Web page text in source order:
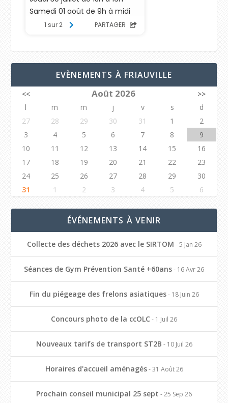
EVÈNEMENTS À FRIAUVILLE
<< Août 2026
>>
l
m m j v s
d
27
28 29 30 31 1
2
3
4 5 6 7 8
9
10
11 12 13 14 15
16
17
18 19 20 21 22
23
24
25 26 27 28 29
30
31
1 2 3 4 5 6
ÉVÉNEMENTS À VENIR
Collecte des déchets 2026 avec le SIRTOM - 5 Jan 26
Séances de Gym Prévention Santé +60ans- 16 Avr 26
Fin du piégeage des frelons asiatiques- 18 Juin 26
Concours photo de la ccOLC - 1 Juil 26
Nouveaux tarifs de transport ST2B - 10 Juil 26
Horaires d'accueil aménagés- 31 Août 26
Prochain conseil municipal 25 sept - 25 Sep 26